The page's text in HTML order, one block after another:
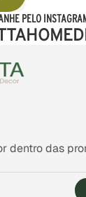
PELO
dentro das